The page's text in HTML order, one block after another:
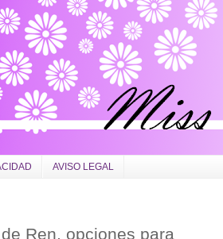
AVISO LEGAL
Ren, opciones para